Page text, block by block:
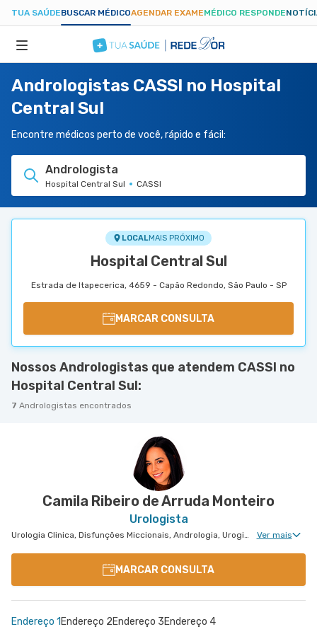
TUA SAÚDEBUSCAR MÉDICOAGENDAR EXAMEMÉDICO RESPONDE
ESPECIALIDADES
HOSPITAIS
TUASAUDE.COM
Andrologistas CASSI no Hospital
Central Sul
Encontre médicos perto de você, rápido e fácil:
Andrologista
Hospital Central Sul CASSI
LOCALMAIS PRÓXIMO
Hospital Central Sul
Estrada de Itapecerica, 4659 - Capão Redondo, São Paulo - SP
MARCAR CONSULTA
Nossos Andrologistas que atendem CASSI no
Hospital Central Sul:
7 Andrologistas encontrados
Camila Ribeiro de Arruda Monteiro
Urologista
Urologia Clinica, Disfunções Miccionais, Andrologia, Uroginecologia, Infertilidade Masculina, Urologia Oncológica, Urologia Pediátrica Ver mais
MARCAR CONSULTA
Endereço 1 Endereço 2Endereço 3Endereço 4